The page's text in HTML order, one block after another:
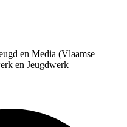
en Media (Vlaamse
en Jeugdwerk